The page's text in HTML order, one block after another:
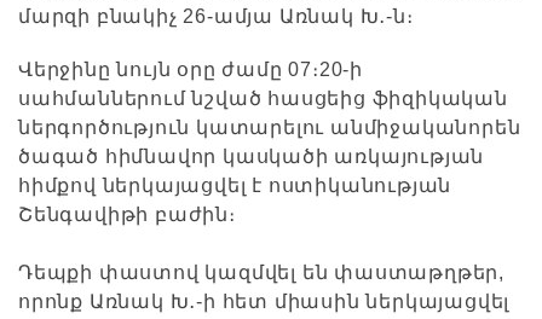
մարզի բնակիչ 26-ամյա Առնակ Խ․-ն։
Վերջինը նույն օրը ժամը 07։20-ի
սահմաններում նշված հասցեից ֆիզիկական
ներգործություն կատարելու անմիջականորեն
ծագած հիմնավոր կասկածի առկայության
հիմքով ներկայացվել է ոստիկանության
Շենգավիթի բաժին։
Դեպքի փաստով կազմվել են փաստաթղթեր,
որոնք Առնակ Խ․-ի հետ միասին ներկայացվել